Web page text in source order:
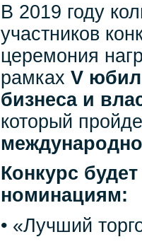
В 2019 году
участников
церемония
рамках V
бизнеса и
который
Конкурс
номинациям:
• «Лучший